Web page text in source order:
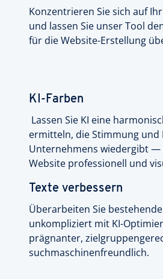
Konzentrieren Sie sich auf
und lassen Sie unser Tool
für die Website-Erstellung
KI-Farben
Lassen Sie KI eine
ermitteln, die Stimmung und
Unternehmens wiedergibt —
Website professionell und
Texte verbessern
Überarbeiten Sie
unkompliziert mit KI-
prägnanter,
suchmaschinenfreundlich.